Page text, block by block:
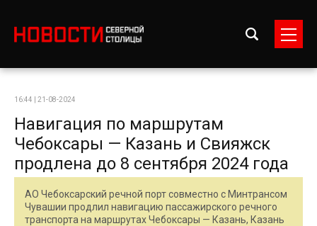
16:44 | 21-08-2024
Навигация по маршрутам
Чебоксары — Казань и Свияжск
продлена до 8 сентября 2024 года
АО Чебоксарский речной порт совместно с Минтрансом
Чувашии продлил навигацию пассажирского речного
транспорта на маршрутах Чебоксары — Казань, Казань